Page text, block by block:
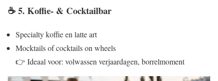
☕ 5. Koffie‑ & Cocktailbar
Specialty koffie en latte art
Mocktails of cocktails on wheels
👉 Ideaal voor: volwassen verjaardagen, borrelmoment